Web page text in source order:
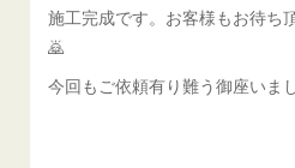
施工完成です。お客様もお待ち
🙇
今回もご依頼有り難う御座いま